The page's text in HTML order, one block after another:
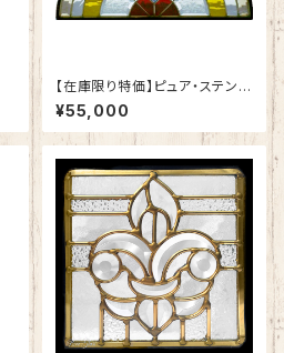
【在庫限り特価】ピュア・ステンド
グラスSH-K-GL09
¥55,000